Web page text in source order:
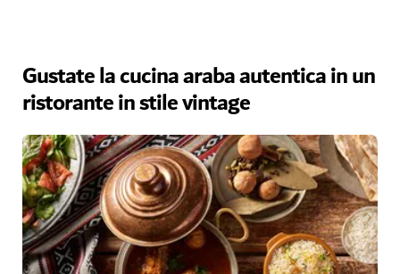
Gustate la cucina araba autentica in un
ristorante in stile vintage